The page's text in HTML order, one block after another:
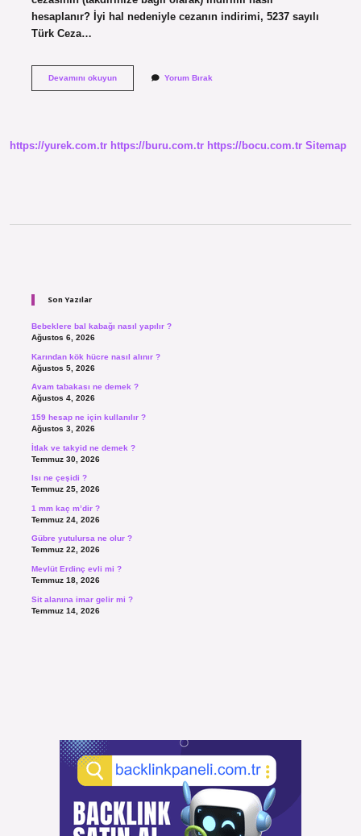
hesaplanır? İyi hal nedeniyle cezanın indirimi, 5237 sayılı
Türk Ceza…
Devamını okuyunIyi
Yorum Bırak
https://yurek.com.tr https://buru.com.tr https://bocu.com.tr Sitemap
Son Yazılar
Bebeklere bal kabağı nasıl yapılır ?
Ağustos 6, 2026
Karından kök hücre nasıl alınır ?
Ağustos 5, 2026
Avam tabakası ne demek ?
Ağustos 4, 2026
159 hesap ne için kullanılır ?
Ağustos 3, 2026
İtlak ve takyid ne demek ?
Temmuz 30, 2026
Isı ne çeşidi ?
Temmuz 25, 2026
1 mm kaç m’dir ?
Temmuz 24, 2026
Gübre yutulursa ne olur ?
Temmuz 22, 2026
Mevlüt Erdinç evli mi ?
Temmuz 18, 2026
Sit alanına imar gelir mi ?
Temmuz 14, 2026